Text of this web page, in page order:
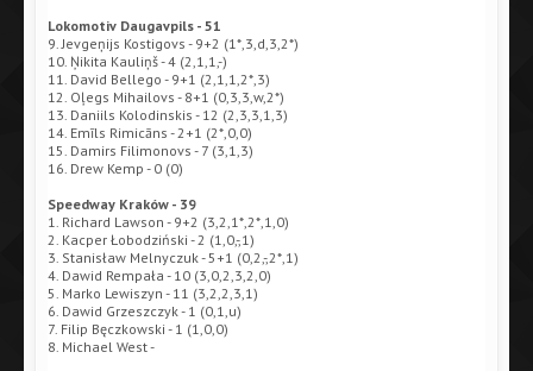
Lokomotiv Daugavpils - 51
9. Jevgeņijs Kostigovs - 9+2 (1*,3,d,3,2*)
10. Ņikita Kauliņš - 4 (2,1,1,-)
11. David Bellego - 9+1 (2,1,1,2*,3)
12. Oļegs Mihailovs - 8+1 (0,3,3,w,2*)
13. Daniils Kolodinskis - 12 (2,3,3,1,3)
14. Emīls Rimicāns - 2+1 (2*,0,0)
15. Damirs Filimonovs - 7 (3,1,3)
16. Drew Kemp - 0 (0)
Speedway Kraków - 39
1. Richard Lawson - 9+2 (3,2,1*,2*,1,0)
2. Kacper Łobodziński - 2 (1,0,-,1)
3. Stanisław Melnyczuk - 5+1 (0,2,-,2*,1)
4. Dawid Rempała - 10 (3,0,2,3,2,0)
5. Marko Lewiszyn - 11 (3,2,2,3,1)
6. Dawid Grzeszczyk - 1 (0,1,u)
7. Filip Bęczkowski - 1 (1,0,0)
8. Michael West -